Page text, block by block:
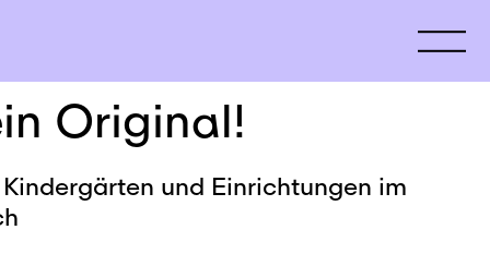
Original!
und Einrichtungen im